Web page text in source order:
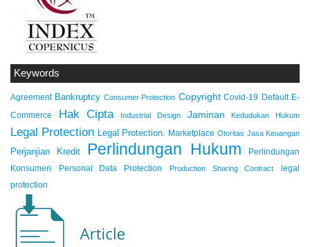
Keywords
Agreement Bankruptcy Consumer Protection Copyright Covid-19 Default E-
Commerce
Hak Cipta Industrial Design Jaminan Kedudukan Hukum
Legal Protection Legal Protection. Marketplace Otoritas Jasa Keuangan
Perjanjian Kredit Perlindungan Hukum
Perlindungan
Konsumen
Personal Data Protection Production Sharing Contract
legal
protection